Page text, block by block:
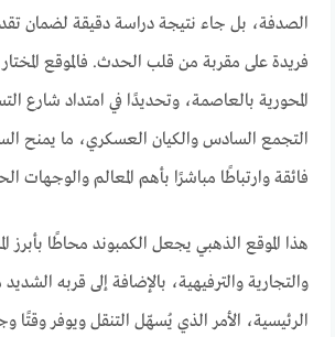
الصدفة، بل جاء نتيجة دراسة دقيقة لضمان
فريدة على مقربة من قلب الحدث. فالموقع المختار
المحورية بالعاصمة، وتحديدًا في امتداد شارع
التجمع السادس والكيان العسكري، ما يمنح
فائقة وارتباطًا مباشرًا بأهم المعالم والوجهات
هذا الموقع الذهبي يجعل الكمبوند محاطًا بأبرز
والتجارية والترفيهية، بالإضافة إلى قربه
الرئيسية، الأمر الذي يُسهّل التنقل ويوفر وقتًا